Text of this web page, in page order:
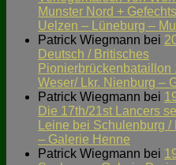
Munster Nord +
Uelzen – Lüneburg –
Patrick Wiegmann bei
Deutsch / Britisches
Pionierbrückenbataillon
Weser/ Lkr. Nienburg –
Patrick Wiegmann bei
Die 17th/21st Lancers
Leine bei Schulenburg
– Galerie Henne
Patrick Wiegmann bei